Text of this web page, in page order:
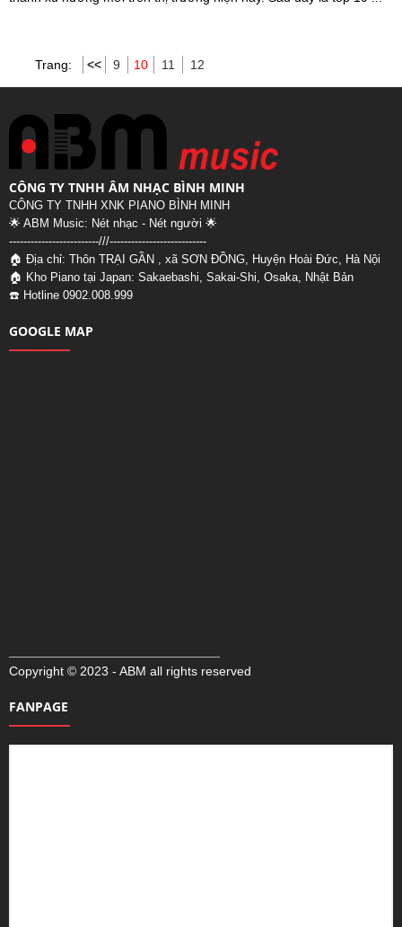
Trang: << 9 10 11 12
CÔNG TY TNHH ÂM NHẠC BÌNH MINH
CÔNG TY TNHH XNK PIANO BÌNH MINH
🌟 ABM Music: Nét nhạc - Nét người 🌟
-------------------------///---------------------------
🏠 Địa chỉ: Thôn TRẠI GẦN , xã SƠN ĐỒNG, Huyện Hoài Đức, Hà Nội
🏠 Kho Piano tại Japan: Sakaebashi, Sakai-Shi, Osaka, Nhật Bản
☎️ Hotline 0902.008.999
GOOGLE MAP
Copyright © 2023 - ABM all rights reserved
FANPAGE